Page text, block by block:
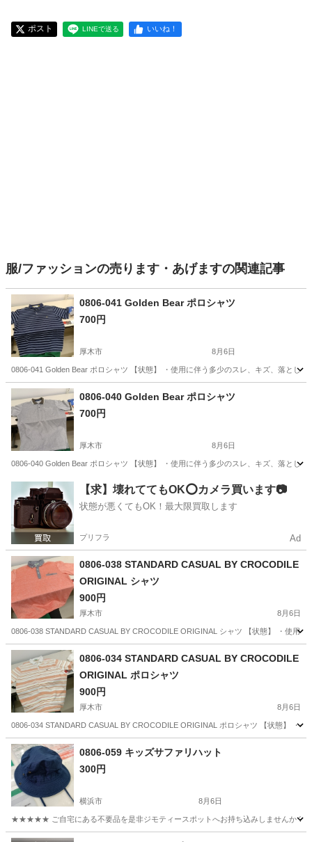
ポスト LINEで送る いいね！
服/ファッションの売ります・あげますの関連記事
0806-041 Golden Bear ポロシャツ
700円
厚木市 8月6日
0806-041 Golden Bear ポロシャツ 【状態】 ・使用に伴う多少のスレ、キズ、落とし
神奈川 厚木市 0806-040 Golden Bear ポロシャツ
700円
厚木市 8月6日
0806-040 Golden Bear ポロシャツ 【状態】 ・使用に伴う多少のスレ、キズ、落とし
神奈川 厚木市 ポロシャツ 現地
【求】壊れててもOK⭕️カメラ買います📷
状態が悪くてもOK！最大限買取します
プリフラ Ad
0806-038 STANDARD CASUAL BY CROCODILE
ORIGINAL シャツ
900円
厚木市 8月6日
0806-038 STANDARD CASUAL BY CROCODILE ORIGINAL シャツ 【状態】 ・使用
神奈川 厚木市 0806-034 STANDARD CASUAL BY CROCODILE
ORIGINAL ポロシャツ
900円
厚木市 8月6日
0806-034 STANDARD CASUAL BY CROCODILE ORIGINAL ポロシャツ 【状態】 ・
神奈川 厚木市 ポロシャツ 現地
0806-059 キッズサファリハット
300円
横浜市 8月6日
★★★★★ ご自宅にある不要品を是非ジモティースポットへお持ち込みしませんか？